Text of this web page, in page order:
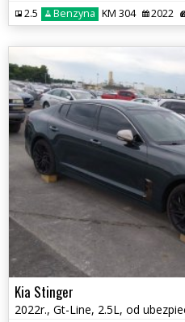
2.5 Benzyna KM 304 2022
Kia Stinger